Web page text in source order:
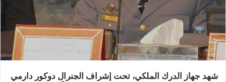
ل
ت
ر
شهد جهاز الدرك الملكي، تحت إشراف الجنرال دوكور دارمي